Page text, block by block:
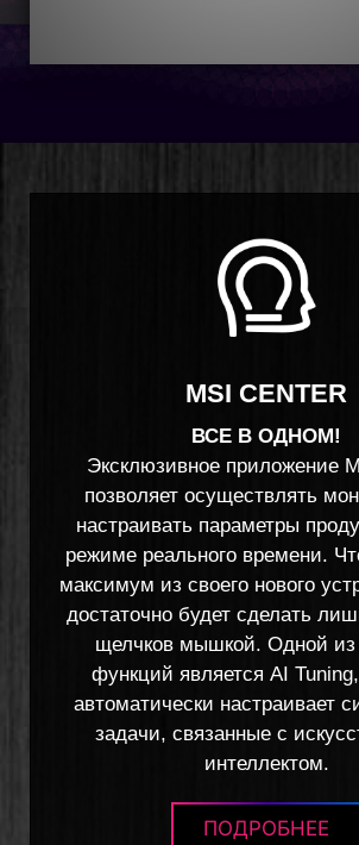
MSI CENTER
ВСЕ В ОДНОМ!
Эксклюзивное приложение
позволяет осуществлять
настраивать параметры
режиме реального времени.
максимум из своего нового
достаточно будет сделать
щелчков мышкой. Одной из
функций является AI
автоматически настраивает
задачи, связанные с
интеллектом.
ПОДРОБНЕЕ